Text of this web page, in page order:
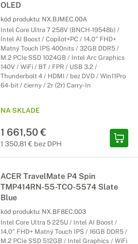
OLED
kód produktu: NX.BJMEC.00A
Intel Core Ultra 7 258V (BNCH-19548b) /
Intel AI Boost / Copilot+PC / 14,0" FHD+
Matný Touch IPS 400nits / 32GB DDR5 /
M.2 PCIe SSD 1024GB / Intel Arc Graphics
140V / WiFi / BT / FPR / USB 3.2 /
Thunderbolt 4 / HDMI / bez DVD / Win11Pro
64-bit / čierny / 2r (2r) Carry-In
NA SKLADE
1 661,50 €
1 350,81 € bez DPH
ACER TravelMate P4 Spin
TMP414RN-55-TCO-5574 Slate
Blue
kód produktu: NX.BF8EC.003
Intel Core Ultra 5 225U / Intel AI Boost /
14,0" FHD+ Matný Touch IPS / 16GB DDR5 /
M.2 PCIe SSD 512GB / Intel Graphics / WiFi